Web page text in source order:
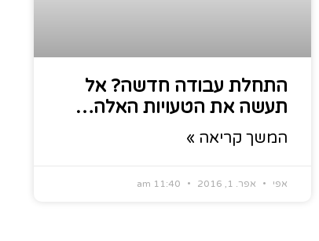
התחלת עבודה חדשה? אל
תעשה את הטעויות האלה…
המשך קריאה »
אפי אפר. 1, 2016